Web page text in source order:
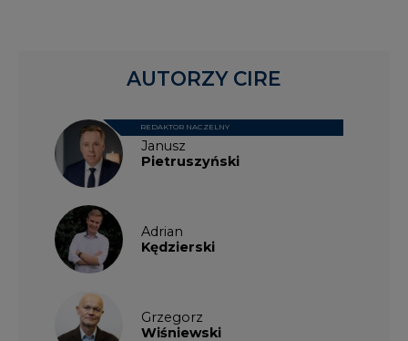
Janusz
Pietruszyński
REDAKTOR NACZELNY
Adrian
Kędzierski
Grzegorz
Wiśniewski
AUTORZY CIRE